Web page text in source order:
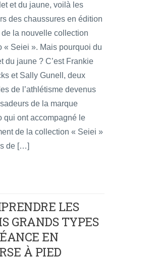
et du jaune, voilà les
des chaussures en édition
de la nouvelle collection
« Seiei ». Mais pourquoi du
du jaune ? C’est Frankie
et Sally Gunell, deux
de l’athlétisme devenus
de la marque
qui ont accompagné le
de la collection « Seiei »
de […]
LES
GRANDS TYPES
EN
À PIED